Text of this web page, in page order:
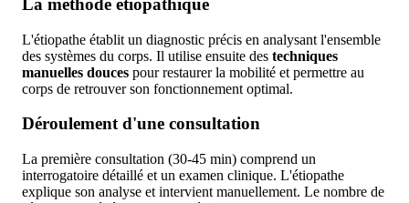
La méthode étiopathique
L'étiopathe établit un diagnostic précis en analysant l'ensemble
des systèmes du corps. Il utilise ensuite des techniques
manuelles douces pour restaurer la mobilité et permettre au
corps de retrouver son fonctionnement optimal.
Déroulement d'une consultation
La première consultation (30-45 min) comprend un
interrogatoire détaillé et un examen clinique. L'étiopathe
explique son analyse et intervient manuellement. Le nombre de